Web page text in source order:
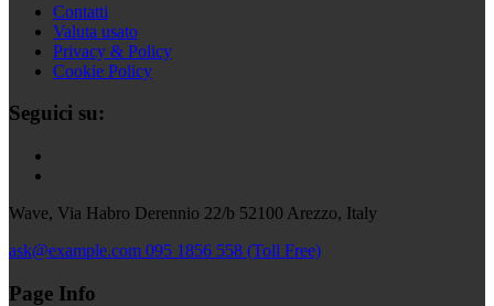
Contatti
Valuta usato
Privacy & Policy
Cookie Policy
Seguici su:
Wave, Via Habro Derennio 22/b 52100 Arezzo, Italy
ask@example.com 095 1856 558 (Toll Free)
Page Info